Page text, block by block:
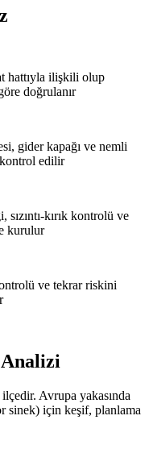
hattıyla ilişkili olup
doğrulanır
gider kapağı ve nemli
edilir
kırık kontrolü ve
kurulur
ve tekrar riskini
Analizi
Avrupa yakasında
sinek) için keşif, planlama